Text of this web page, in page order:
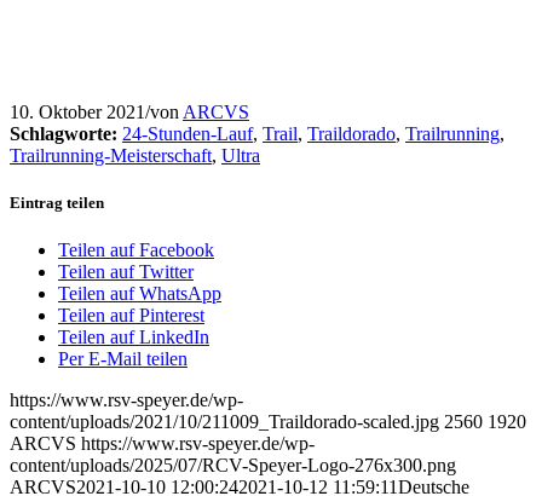
10. Oktober 2021/von ARCVS
Schlagworte: 24-Stunden-Lauf, Trail, Traildorado, Trailrunning,
Trailrunning-Meisterschaft, Ultra
Eintrag teilen
Teilen auf Facebook
Teilen auf Twitter
Teilen auf WhatsApp
Teilen auf Pinterest
Teilen auf LinkedIn
Per E-Mail teilen
https://www.rsv-speyer.de/wp-
content/uploads/2021/10/211009_Traildorado-scaled.jpg 2560 1920
ARCVS https://www.rsv-speyer.de/wp-
content/uploads/2025/07/RCV-Speyer-Logo-276x300.png
ARCVS2021-10-10 12:00:242021-10-12 11:59:11Deutsche